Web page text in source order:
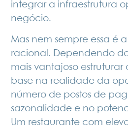
integrar a infraestrutura
negócio.
Mas nem sempre essa é
racional. Dependendo
mais vantajoso estruturar
base na realidade da
número de postos de
sazonalidade e no
Um restaurante com